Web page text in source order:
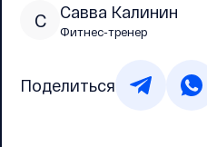
С Савва Калинин
Фитнес-тренер
Поделиться